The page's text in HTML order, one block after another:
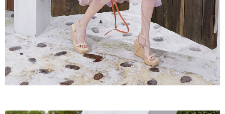
請求用戶進行身份認證。
５．嚴禁一人註冊多個帳號或使用他人資訊註冊。若發現惡意使用之情形，
恩沛科技股份有限公司將有權停止該用戶之使用額度並採取法律行動。